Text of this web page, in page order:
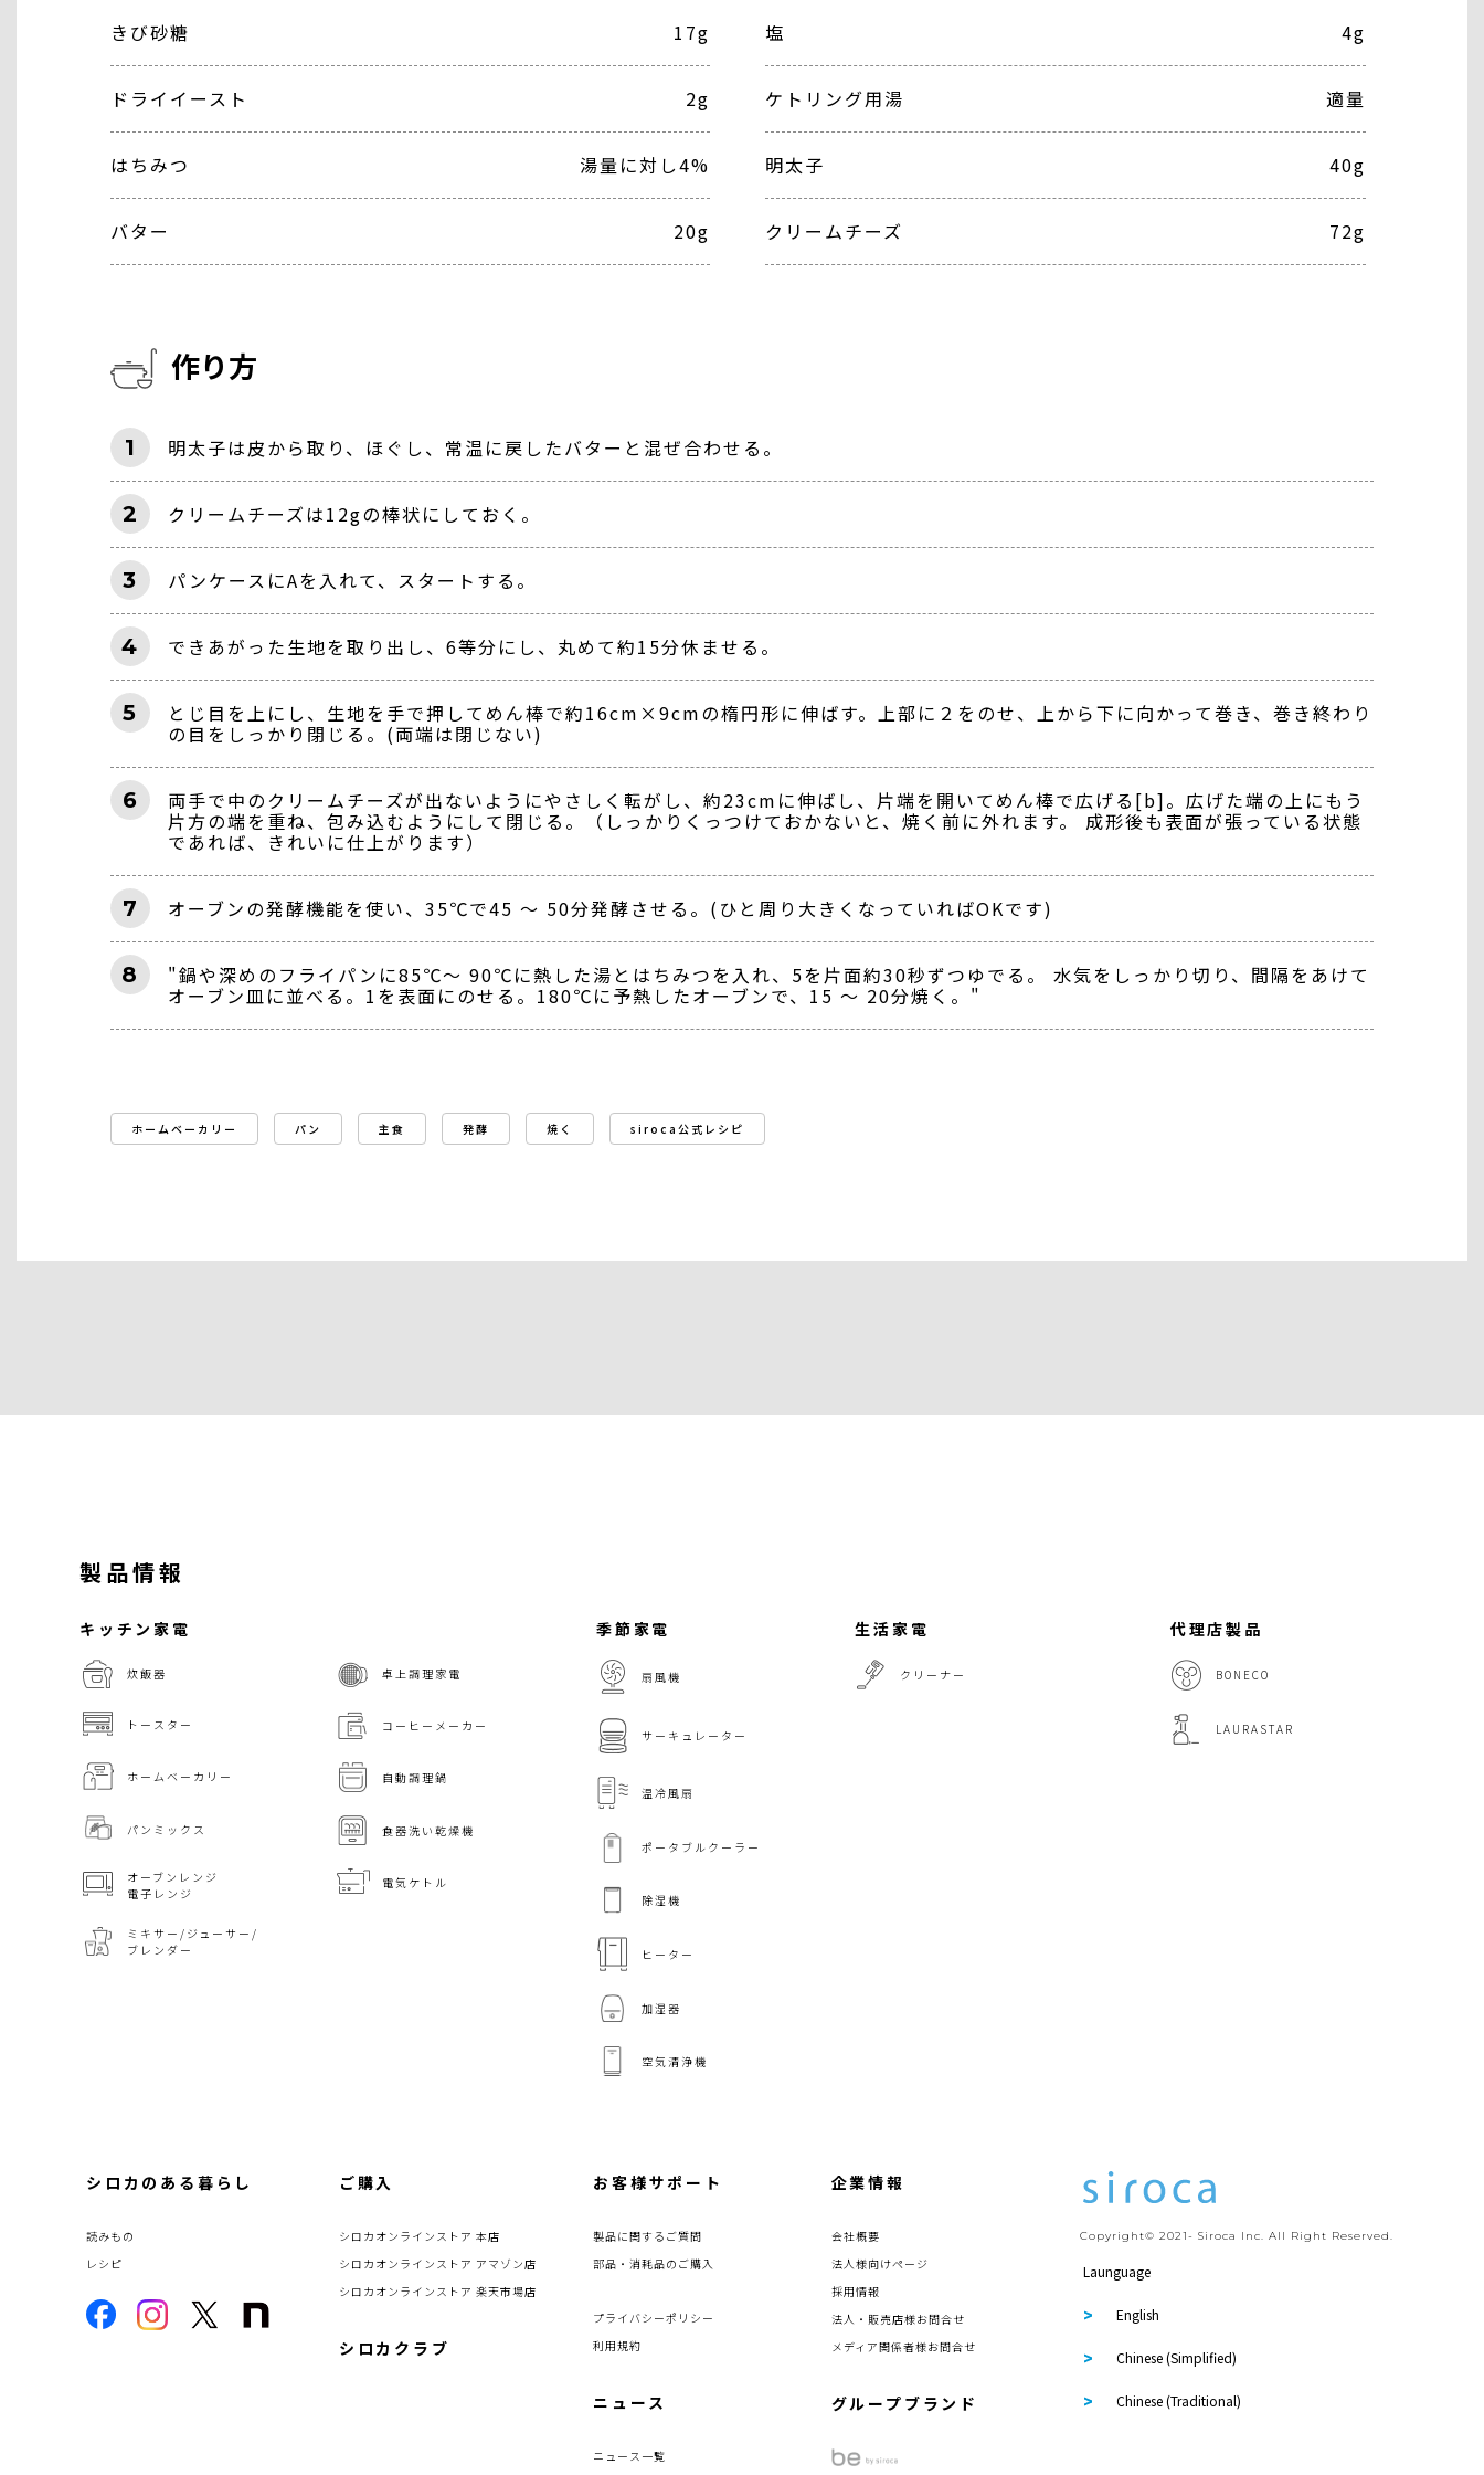
きび砂糖 17g 塩 4g
ドライイースト 2g ケトリング用湯 適量
はちみつ 湯量に対し4% 明太子 40g
バター 20g クリームチーズ 72g
作り方
1 明太子は皮から取り、ほぐし、常温に戻したバターと混ぜ合わせる。
2 クリームチーズは12gの棒状にしておく。
3 パンケースにAを入れて、スタートする。
4 できあがった生地を取り出し、6等分にし、丸めて約15分休ませる。
5 とじ目を上にし、生地を手で押してめん棒で約16cm×9cmの楕円形に伸ばす。上部に２をのせ、上から下に向かって巻き、巻き終わり
の目をしっかり閉じる。(両端は閉じない)
6 両手で中のクリームチーズが出ないようにやさしく転がし、約23cmに伸ばし、片端を開いてめん棒で広げる[b]。広げた端の上にもう
片方の端を重ね、包み込むようにして閉じる。（しっかりくっつけておかないと、焼く前に外れます。 成形後も表面が張っている状態
であれば、きれいに仕上がります）
7 オーブンの発酵機能を使い、35℃で45 ～ 50分発酵させる。(ひと周り大きくなっていればOKです)
8 "鍋や深めのフライパンに85℃～ 90℃に熱した湯とはちみつを入れ、5を片面約30秒ずつゆでる。 水気をしっかり切り、間隔をあけて
オーブン皿に並べる。1を表面にのせる。180℃に予熱したオーブンで、15 ～ 20分焼く。"
ホームベーカリー パン 主食 発酵 焼く siroca公式レシピ
製品情報
キッチン家電
炊飯器 卓上調理家電
トースター コーヒーメーカー
ホームベーカリー 自動調理鍋
パンミックス 食器洗い乾燥機
オーブンレンジ
電子レンジ
電気ケトル
ミキサー/ジューサー/
ブレンダー
季節家電
扇風機
サーキュレーター
温冷風扇
ポータブルクーラー
除湿機
ヒーター
加湿器
空気清浄機
生活家電
クリーナー
代理店製品
BONECO
LAURASTAR
シロカのある暮らし
読みもの
レシピ
ご購入
シロカオンラインストア 本店
シロカオンラインストア アマゾン店
シロカオンラインストア 楽天市場店
シロカクラブ
お客様サポート
製品に関するご質問
部品・消耗品のご購入
プライバシーポリシー
利用規約
ニュース
ニュース一覧
企業情報
会社概要
法人様向けページ
採用情報
法人・販売店様お問合せ
メディア関係者様お問合せ
グループブランド
Copyright© 2021- Siroca Inc. All Right Reserved.
Launguage
English
Chinese (Simplified)
Chinese (Traditional)